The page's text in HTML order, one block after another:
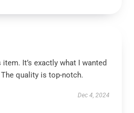
It’s exactly what I wanted
quality is top-notch.
Dec 4, 2024